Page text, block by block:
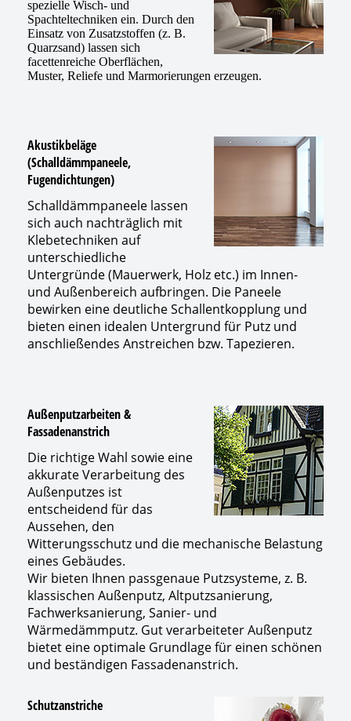
spezielle Wisch- und
Spachteltechniken ein. Durch den
Einsatz von Zusatzstoffen (z. B.
Quarzsand) lassen sich
facettenreiche Oberflächen,
Muster, Reliefe und Marmorierungen erzeugen.
Akustikbeläge
(Schalldämmpaneele,
Fugendichtungen)
Schalldämmpaneele lassen
sich auch nachträglich mit
Klebetechniken auf
unterschiedliche
Untergründe (Mauerwerk, Holz etc.) im Innen-
und Außenbereich aufbringen. Die Paneele
bewirken eine deutliche Schallentkopplung und
bieten einen idealen Untergrund für Putz und
anschließendes Anstreichen bzw. Tapezieren.
Außenputzarbeiten &
Fassadenanstrich
Die richtige Wahl sowie eine
akkurate Verarbeitung des
Außenputzes ist
entscheidend für das
Aussehen, den
Witterungsschutz und die mechanische Belastung
eines Gebäudes.
Wir bieten Ihnen passgenaue Putzsysteme, z. B.
klassischen Außenputz, Altputzsanierung,
Fachwerksanierung, Sanier- und
Wärmedämmputz. Gut verarbeiteter Außenputz
bietet eine optimale Grundlage für einen schönen
und beständigen Fassadenanstrich.
Schutzanstriche